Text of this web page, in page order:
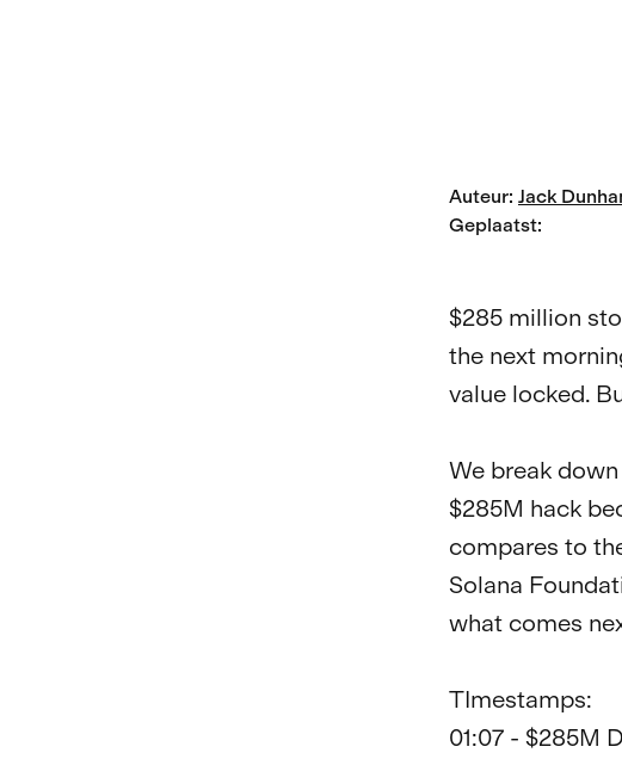
Auteur: Jack
Geplaatst:
$285 million
the next
value locked.
We break
$285M hack
compares to
Solana
what comes
TImestamps:
01:07 - $285M